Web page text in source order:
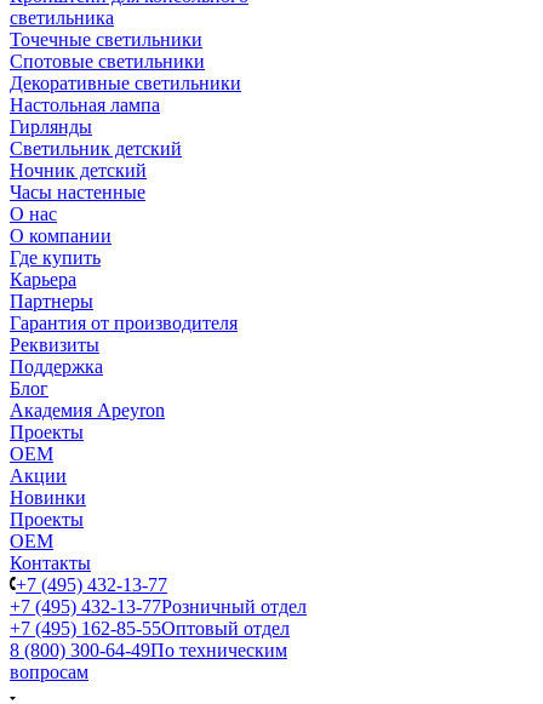
светильника
Точечные светильники
Спотовые светильники
Декоративные светильники
Настольная лампа
Гирлянды
Светильник детский
Ночник детский
Часы настенные
О нас
О компании
Где купить
Карьера
Партнеры
Гарантия от производителя
Реквизиты
Поддержка
Блог
Академия Apeyron
Проекты
ОЕМ
Акции
Новинки
Проекты
ОЕМ
Контакты
+7 (495) 432-13-77
+7 (495) 432-13-77Розничный отдел
+7 (495) 162-85-55Оптовый отдел
8 (800) 300-64-49По техническим
вопросам